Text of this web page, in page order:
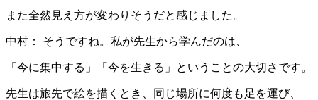
また全然見え方が変わりそうだと感じました。
中村： そうですね。私が先生から学んだのは、
「今に集中する」「今を生きる」ということの大切さです。
先生は旅先で絵を描くとき、同じ場所に何度も足を運び、